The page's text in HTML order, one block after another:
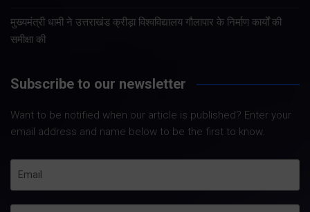
मुख्यमंत्री धामी ने उत्तराखंड क्रीड़ा विश्वविद्यालय गौलापार के निर्माण कार्यों की
समीक्षा की
Subscribe to our newsletter
Want to be notified when our article is published? Enter your
email address and name below to be the first to know.